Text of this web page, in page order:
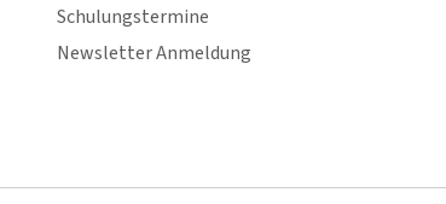
Schulungstermine
Newsletter Anmeldung